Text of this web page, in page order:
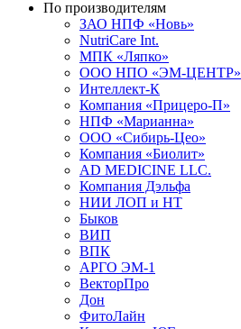
По производителям
ЗАО НПФ «Новь»
NutriCare Int.
МПК «Ляпко»
ООО НПО «ЭМ-ЦЕНТР»
Интеллект-К
Компания «Прицеро-П»
НПФ «Марианна»
ООО «Сибирь-Цео»
Компания «Биолит»
AD MEDICINE LLC.
Компания Дэльфа
НИИ ЛОП и НТ
Быков
ВИП
ВПК
АРГО ЭМ-1
ВекторПро
Дон
ФитоЛайн